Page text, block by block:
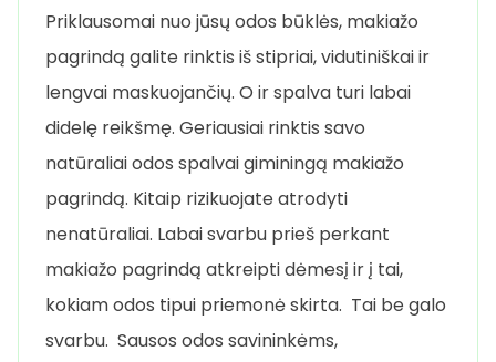
Priklausomai nuo jūsų odos būklės, makiažo
pagrindą galite rinktis iš stipriai, vidutiniškai ir
lengvai maskuojančių. O ir spalva turi labai
didelę reikšmę. Geriausiai rinktis savo
natūraliai odos spalvai giminingą makiažo
pagrindą. Kitaip rizikuojate atrodyti
nenatūraliai. Labai svarbu prieš perkant
makiažo pagrindą atkreipti dėmesį ir į tai,
kokiam odos tipui priemonė skirta. Tai be galo
svarbu. Sausos odos savininkėms,